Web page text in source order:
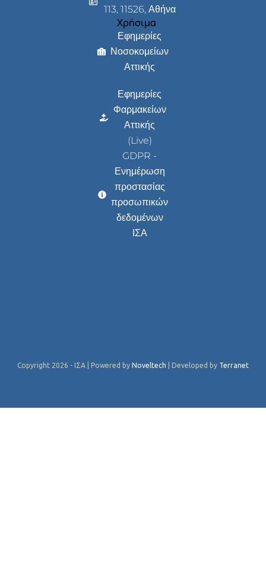
113, 11526, Αθήνα
Χρήσιμα
Εφημερίες
Νοσοκομείων
Αττικής
Εφημερίες
Φαρμακείων
Αττικής
(Live)
GDPR -
Ενημέρωση
προστασίας
προσωπικών
δεδομένων
ΙΣΑ
Copyright 2026 - ΙΣΑ | Powered by Noveltech | Developed by Terranet